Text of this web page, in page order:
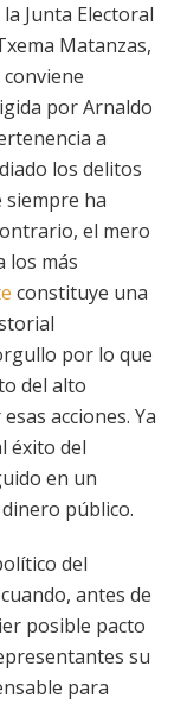
Junta Electoral
Matanzas,
por Arnaldo
a
los delitos
siempre ha
el mero
los más
constituye una
por lo que
del alto
acciones. Ya
éxito del
en un
público.
del
antes de
posible pacto
su
para